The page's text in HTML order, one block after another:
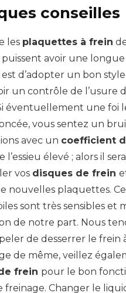
conseilles
les plaquettes à frein
avoir une
est d’adopter un bon
un contrôle de l’usure
éventuellement une foi
vous sentez un
avec un coefficient
l’essieu élevé ; alors il
vos disques de frein
nouvelles plaquettes.
sont très sensibles et
de notre part. Nous
de desserrer le frein
de même, veillez
frein pour le bon
freinage. Changer le